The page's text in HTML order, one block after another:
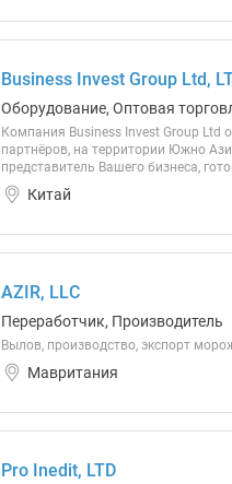
Business Invest Group Ltd,
Оборудование, Оптовая
Компания Business Invest Group Ltd
партнёров, на территории Южно
представитель Вашего бизнеса,
Китай
AZIR, LLC
Переработчик, Производитель
Вылов, производство, экспорт
Мавритания
Pro Inedit, LTD